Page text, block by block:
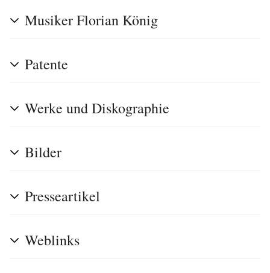
Musiker Florian König
Patente
Werke und Diskographie
Bilder
Presseartikel
Weblinks